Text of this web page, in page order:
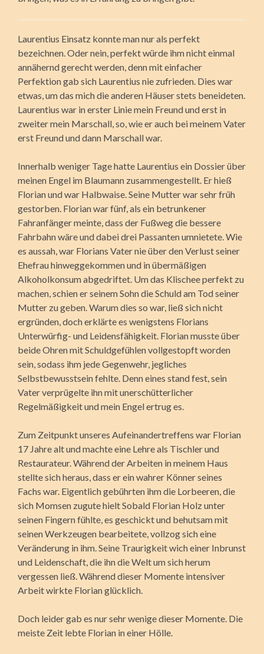
Laurentius Einsatz konnte man nur als perfekt
bezeichnen. Oder nein, perfekt würde ihm nicht einmal
annähernd gerecht werden, denn mit einfacher
Perfektion gab sich Laurentius nie zufrieden. Dies war
etwas, um das mich die anderen Häuser stets beneideten.
Laurentius war in erster Linie mein Freund und erst in
zweiter mein Marschall, so, wie er auch bei meinem Vater
erst Freund und dann Marschall war.
Innerhalb weniger Tage hatte Laurentius ein Dossier über
meinen Engel im Blaumann zusammengestellt. Er hieß
Florian und war Halbwaise. Seine Mutter war sehr früh
gestorben. Florian war fünf, als ein betrunkener
Fahranfänger meinte, dass der Fußweg die bessere
Fahrbahn wäre und dabei drei Passanten umnietete. Wie
es aussah, war Florians Vater nie über den Verlust seiner
Ehefrau hinweggekommen und in übermäßigen
Alkoholkonsum abgedriftet. Um das Klischee perfekt zu
machen, schien er seinem Sohn die Schuld am Tod seiner
Mutter zu geben. Warum dies so war, ließ sich nicht
ergründen, doch erklärte es wenigstens Florians
Unterwürfig- und Leidensfähigkeit. Florian musste über
beide Ohren mit Schuldgefühlen vollgestopft worden
sein, sodass ihm jede Gegenwehr, jegliches
Selbstbewusstsein fehlte. Denn eines stand fest, sein
Vater verprügelte ihn mit unerschütterlicher
Regelmäßigkeit und mein Engel ertrug es.
Zum Zeitpunkt unseres Aufeinandertreffens war Florian
17 Jahre alt und machte eine Lehre als Tischler und
Restaurateur. Während der Arbeiten in meinem Haus
stellte sich heraus, dass er ein wahrer Könner seines
Fachs war. Eigentlich gebührten ihm die Lorbeeren, die
sich Momsen zugute hielt Sobald Florian Holz unter
seinen Fingern fühlte, es geschickt und behutsam mit
seinen Werkzeugen bearbeitete, vollzog sich eine
Veränderung in ihm. Seine Traurigkeit wich einer Inbrunst
und Leidenschaft, die ihn die Welt um sich herum
vergessen ließ. Während dieser Momente intensiver
Arbeit wirkte Florian glücklich.
Doch leider gab es nur sehr wenige dieser Momente. Die
meiste Zeit lebte Florian in einer Hölle.